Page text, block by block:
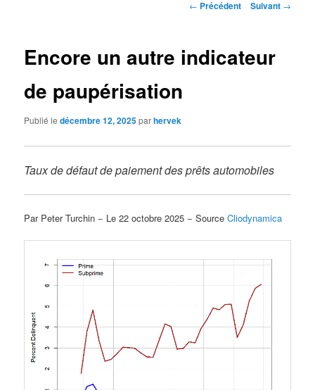
Navigation
← Précédent Suivant →
Encore un autre indicateur
de paupérisation
Publié ledécembre 12, 2025parhervek
Taux de défaut de paiement des prêts automobiles
Par Peter Turchin − Le 22 octobre 2025 − SourceCliodynamica